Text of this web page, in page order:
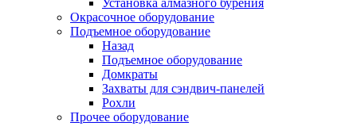
Установка алмазного бурения
Окрасочное оборудование
Подъемное оборудование
Назад
Подъемное оборудование
Домкраты
Захваты для сэндвич-панелей
Рохли
Прочее оборудование